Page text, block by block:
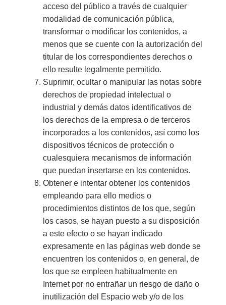
acceso del público a través de cualquier
modalidad de comunicación pública,
transformar o modificar los contenidos, a
menos que se cuente con la autorización del
titular de los correspondientes derechos o
ello resulte legalmente permitido.
Suprimir, ocultar o manipular las notas sobre
derechos de propiedad intelectual o
industrial y demás datos identificativos de
los derechos de la empresa o de terceros
incorporados a los contenidos, así como los
dispositivos técnicos de protección o
cualesquiera mecanismos de información
que puedan insertarse en los contenidos.
Obtener e intentar obtener los contenidos
empleando para ello medios o
procedimientos distintos de los que, según
los casos, se hayan puesto a su disposición
a este efecto o se hayan indicado
expresamente en las páginas web donde se
encuentren los contenidos o, en general, de
los que se empleen habitualmente en
Internet por no entrañar un riesgo de daño o
inutilización del Espacio web y/o de los